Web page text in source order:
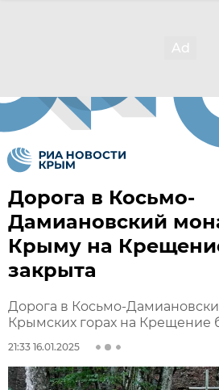
Дорога в Косьмо-
Дамиановский
Крыму на
закрыта
Дорога в Косьмо-
Крымских горах на Крещение
21:33 16.01.2025